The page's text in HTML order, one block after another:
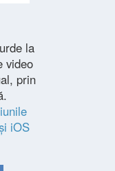
la
video
prin
iOS